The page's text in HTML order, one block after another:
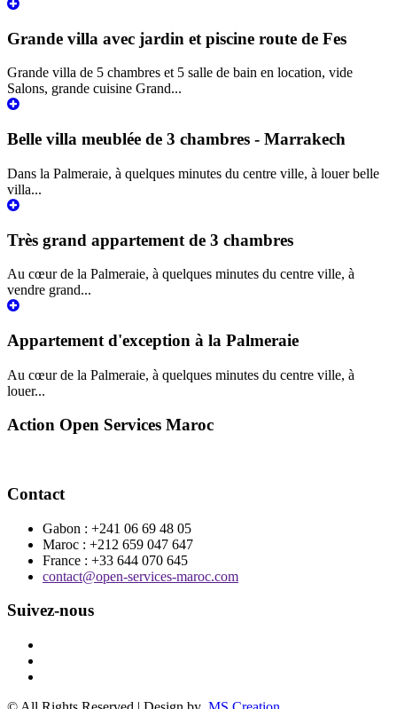
Grande villa avec jardin et piscine route de Fes
Grande villa de 5 chambres et 5 salle de bain en location, vide
Salons, grande cuisine Grand...
Belle villa meublée de 3 chambres - Marrakech
Dans la Palmeraie, à quelques minutes du centre ville, à louer belle
villa...
Très grand appartement de 3 chambres
Au cœur de la Palmeraie, à quelques minutes du centre ville, à
vendre grand...
Appartement d'exception à la Palmeraie
Au cœur de la Palmeraie, à quelques minutes du centre ville, à
louer...
Action Open Services Maroc
Contact
Gabon : +241 06 69 48 05
Maroc : +212 659 047 647
France : +33 644 070 645
contact@open-services-maroc.com
Suivez-nous